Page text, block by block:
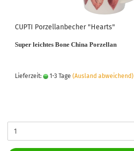
CUPTI Porzellanbecher "Hearts"
Super leichtes Bone China Porzellan
Lieferzeit: 1-3 Tage (Ausland abweichend)